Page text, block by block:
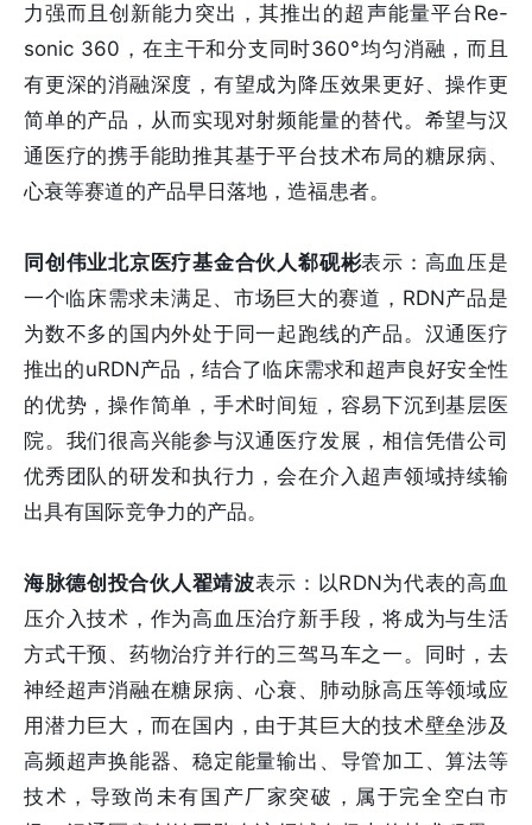
力强而且创新能力突出，其推出的超声能量平台Re-
sonic 360，在主干和分支同时360°均匀消融，而且
有更深的消融深度，有望成为降压效果更好、操作更
简单的产品，从而实现对射频能量的替代。希望与汉
通医疗的携手能助推其基于平台技术布局的糖尿病、
心衰等赛道的产品早日落地，造福患者。
同创伟业北京医疗基金合伙人郗砚彬表示：高血压是
一个临床需求未满足、市场巨大的赛道，RDN产品是
为数不多的国内外处于同一起跑线的产品。汉通医疗
推出的uRDN产品，结合了临床需求和超声良好安全性
的优势，操作简单，手术时间短，容易下沉到基层医
院。我们很高兴能参与汉通医疗发展，相信凭借公司
优秀团队的研发和执行力，会在介入超声领域持续输
出具有国际竞争力的产品。
海脉德创投合伙人翟靖波表示：以RDN为代表的高血
压介入技术，作为高血压治疗新手段，将成为与生活
方式干预、药物治疗并行的三驾马车之一。同时，去
神经超声消融在糖尿病、心衰、肺动脉高压等领域应
用潜力巨大，而在国内，由于其巨大的技术壁垒涉及
高频超声换能器、稳定能量输出、导管加工、算法等
技术，导致尚未有国产厂家突破，属于完全空白市